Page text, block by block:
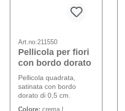
Art.no:211550
Pellicola per fiori
con bordo dorato
Pellicola quadrata,
satinata con bordo
dorato di 0,5 cm.
Colore: crema |